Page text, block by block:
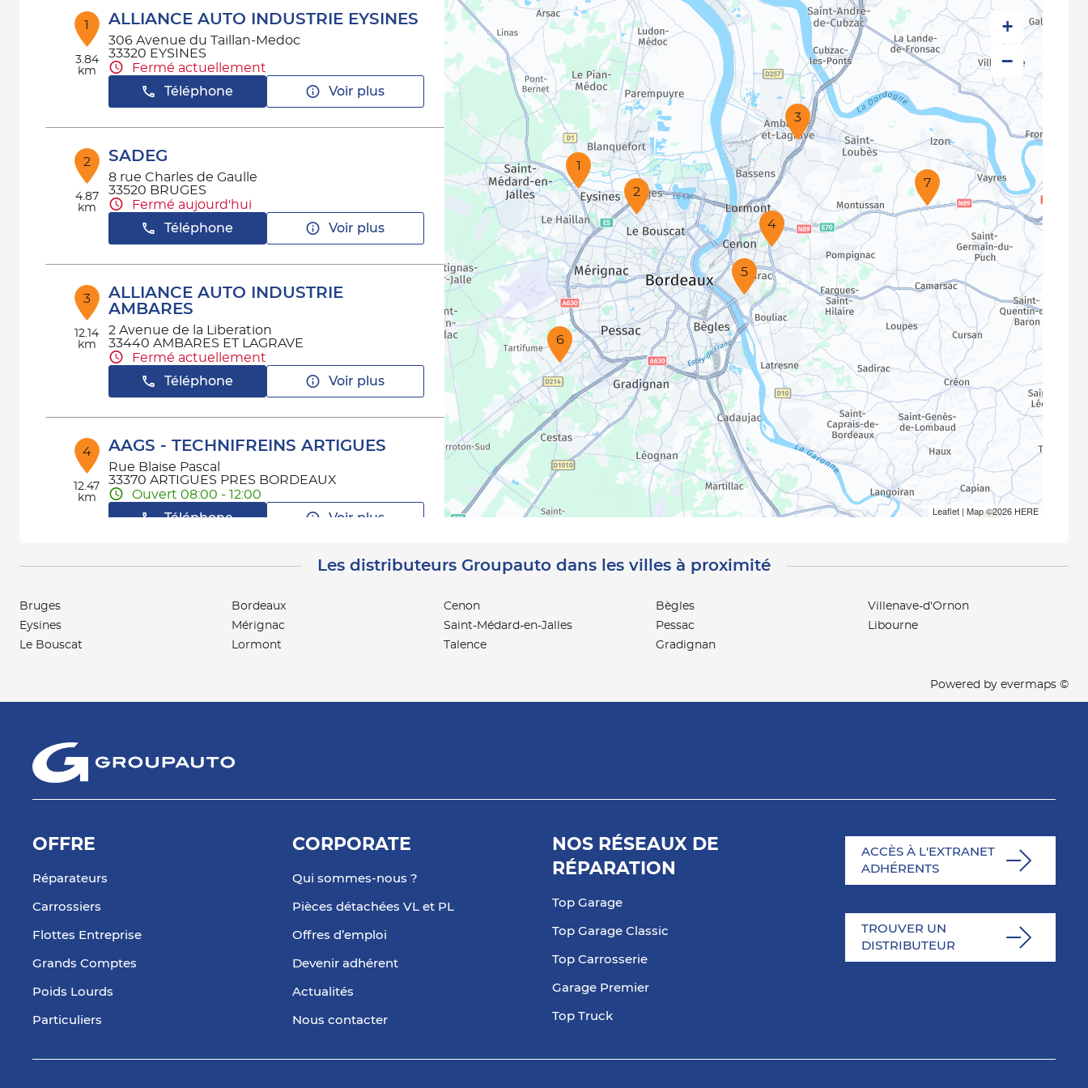
1
3.84
km
ALLIANCE AUTO INDUSTRIE EYSINES
306 Avenue du Taillan-Medoc
33320 EYSINES
Fermé actuellement
Téléphone
Voir plus
2
4.87
km
SADEG
8 rue Charles de Gaulle
33520 BRUGES
Fermé aujourd'hui
Téléphone
Voir plus
3
12.14
km
ALLIANCE AUTO INDUSTRIE
AMBARES
2 Avenue de la Liberation
33440 AMBARES ET LAGRAVE
Fermé actuellement
Téléphone
Voir plus
4
12.47
km
AAGS - TECHNIFREINS ARTIGUES
Rue Blaise Pascal
33370 ARTIGUES PRES BORDEAUX
Ouvert 08:00 - 12:00
Téléphone
Voir plus
5 Avenue Jean Alfonsea
Fermé aujourd'hui
15.04
km
33600 PESSAC
Fermé aujourd'hui
km
Voir plus
7
6
3
5
4
2
1
+
−
Leaflet| Map ©2026 HERE
Les distributeurs Groupauto dans les villes à proximité
Bruges
Eysines
Le Bouscat
Bordeaux
Mérignac
Lormont
Cenon
Saint-Médard-en-Jalles
Talence
Bègles
Pessac
Gradignan
Villenave-d'Ornon
Libourne
Powered by evermaps ©
OFFRE
Réparateurs
Carrossiers
Flottes Entreprise
Grands Comptes
Poids Lourds
Particuliers
CORPORATE
Qui sommes-nous ?
Pièces détachées VL et PL
Offres d’emploi
Devenir adhérent
Actualités
Nous contacter
NOS RÉSEAUX DE
RÉPARATION
Top Garage
Top Garage Classic
Top Carrosserie
Garage Premier
Top Truck
ACCÈS À L'EXTRANET
ADHÉRENTS
TROUVER UN
DISTRIBUTEUR